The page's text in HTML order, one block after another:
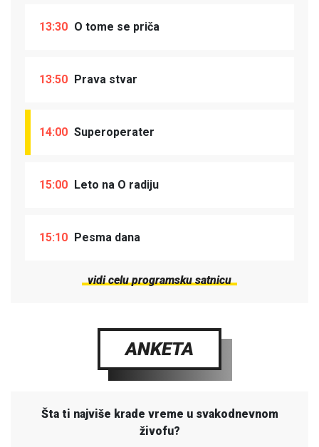
13:30 O tome se priča
13:50 Prava stvar
14:00 Superoperater
15:00 Leto na O radiju
15:10 Pesma dana
vidi celu programsku satnicu
ANKETA
Šta ti najviše krade vreme u svakodnevnom
živofu?